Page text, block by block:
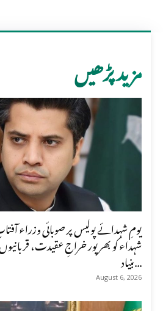
مزید پڑھیں
یومِ شہدائے پولیس پر صوبائی وزراء
شہداء کو بھرپور خراجِ عقیدت،
بنیاد...
August 6, 2026